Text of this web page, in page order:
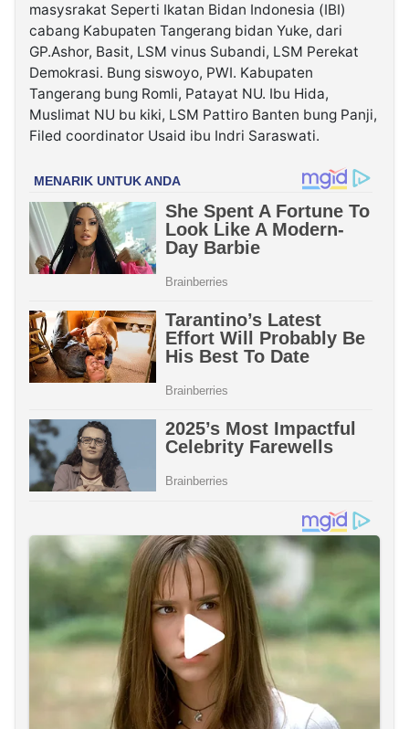
masysrakat Seperti Ikatan Bidan Indonesia (IBI)
cabang Kabupaten Tangerang bidan Yuke, dari
GP.Ashor, Basit, LSM vinus Subandi, LSM Perekat
Demokrasi. Bung siswoyo, PWI. Kabupaten
Tangerang bung Romli, Patayat NU. Ibu Hida,
Muslimat NU bu kiki, LSM Pattiro Banten bung Panji,
Filed coordinator Usaid ibu Indri Saraswati.